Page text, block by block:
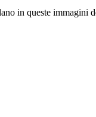
in queste immagini